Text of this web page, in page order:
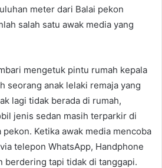
meter dari Balai pekon
salah satu awak media yang
mengetuk pintu rumah kepala
seorang anak lelaki remaja yang
lagi tidak berada di rumah,
jenis sedan masih terparkir di
Ketika awak media mencoba
telepon WhatsApp, Handphone
berdering tapi tidak di tanggapi.